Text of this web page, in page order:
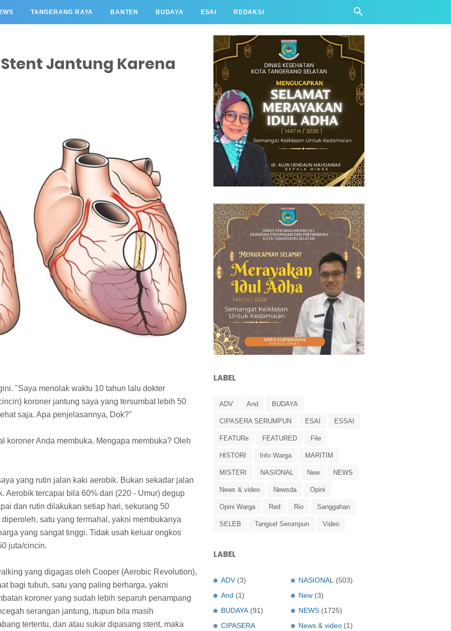
TANGERANG RAYA BANTEN BUDAYA ESAI REDAKSI
Jantung Karena
"Saya menolak waktu 10 tahun lalu dokter
koroner jantung saya yang tersumbat lebih 50
saja. Apa penjelasannya, Dok?"
koroner Anda membuka. Mengapa membuka? Oleh
yang rutin jalan kaki aerobik. Bukan sekadar jalan
Aerobik tercapai bila 60% dari (220 - Umur) degup
dan rutin dilakukan setiap hari, sekurang 50
satu yang termahal, yakni membukanya
yang sangat tinggi. Tidak usah keluar ongkos
juta/cincin.
yang digagas oleh Cooper (Aerobic Revolution),
bagi tubuh, satu yang paling berharga, yakni
koroner yang sudah lebih separuh penampang
serangan jantung, itupun bila masih
tertentu, dan atau sukar dipasang stent, maka
LABEL
ADV And BUDAYA
CIPASERA SERUMPUN ESAI ESSAI
FEATURe FEATURED File
HISTORI Info Warga MARITIM
MISTERI NASIONAL New NEWS
News & video Newsda Opini
Opini Warga Red Rio Sanggahan
SELEB Tangsel Serumpun Video
LABEL
ADV (3)
And (1)
BUDAYA (91)
CIPASERA
NASIONAL
(503)
New (3)
NEWS (1725)
News & video (1)